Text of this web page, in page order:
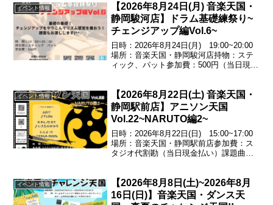
イベント情報
【2026年8月24日(月) 音楽天国・
静岡駿河店】ドラム基礎練祭り~
チェンジアップ編Vol.6~
日時：2026年8月24日(月) 19:00~20:00
場所：音楽天国・静岡駿河店持物：ステ
ィック、パット参加費：500円（当日現金
します♪エントリー受付中！054...
イベント情報
【2026年8月22日(土) 音楽天国・
静岡駅前店】アニソン天国
Vol.22~NARUTO編2~
日時：2026年8月22日(日) 15:00~17:00
場所：音楽天国・静岡駅前店参加費：ス
タジオ代割勘（当日現金払い）課題曲
トリー受付中！お問い合わ...
イベント情報
【2026年8月8日(土)~2026年8月
16日(日)】音楽天国・ダンス天